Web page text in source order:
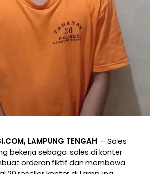
LAMPUNG TENGAH — Sales
bekerja sebagai sales di konter
orderan fiktif dan membawa